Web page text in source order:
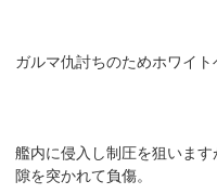
ガルマ仇討ちのためホワイト
艦内に侵入し制圧を狙いま
隙を突かれて負傷。